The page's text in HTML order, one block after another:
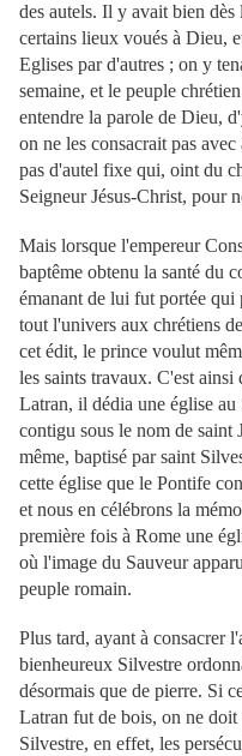
des autels. Il y avait bien dès
certains lieux voués à Dieu,
Eglises par d'autres ; on y
semaine, et le peuple
entendre la parole de Dieu,
on ne les consacrait pas
pas d'autel fixe qui, oint du
Seigneur Jésus-Christ, pour
Mais lorsque l'empereur
baptême obtenu la santé du
émanant de lui fut portée qui
tout l'univers aux chrétiens
cet édit, le prince voulut
les saints travaux. C'est ainsi
Latran, il dédia une église
contigu sous le nom de saint
même, baptisé par saint
cette église que le Pontife
et nous en célébrons la
première fois à Rome une
où l'image du Sauveur
peuple romain.
Plus tard, ayant à consacrer
bienheureux Silvestre
désormais que de pierre. Si
Latran fut de bois, on ne doit
Silvestre, en effet, les